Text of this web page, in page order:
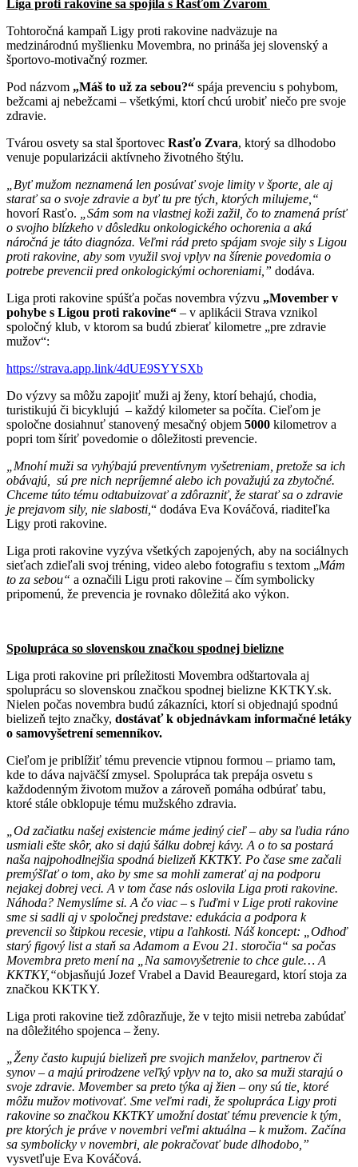
Liga proti rakovine sa spojila s Rasťom Zvarom
Tohtoročná kampaň Ligy proti rakovine nadväzuje na
medzinárodnú myšlienku Movembra, no prináša jej slovenský a
športovo-motivačný rozmer.
Pod názvom „Máš to už za sebou?“ spája prevenciu s pohybom,
bežcami aj nebežcami – všetkými, ktorí chcú urobiť niečo pre svoje
zdravie.
Tvárou osvety sa stal športovec Rasťo Zvara, ktorý sa dlhodobo
venuje popularizácii aktívneho životného štýlu.
„Byť mužom neznamená len posúvať svoje limity v športe, ale aj
starať sa o svoje zdravie a byť tu pre tých, ktorých milujeme,“
hovorí Rasťo.
„Sám som na vlastnej koži zažil, čo to znamená prísť
o svojho blízkeho v dôsledku onkologického ochorenia a aká
náročná je táto diagnóza. Veľmi rád preto spájam svoje sily s Ligou
proti rakovine, aby som využil svoj vplyv na šírenie povedomia o
potrebe prevencii pred onkologickými ochoreniami,” dodáva.
Liga proti rakovine spúšťa počas novembra výzvu „Movember v
pohybe s Ligou proti rakovine“ – v aplikácii Strava vznikol
spoločný klub, v ktorom sa budú zbierať kilometre „pre zdravie
mužov“:
https://strava.app.link/4dUE9SYYSXb
Do výzvy sa môžu zapojiť muži aj ženy, ktorí behajú, chodia,
turistikujú či bicyklujú – každý kilometer sa počíta. Cieľom je
spoločne dosiahnuť stanovený mesačný objem 5000 kilometrov a
popri tom šíriť povedomie o dôležitosti prevencie.
„Mnohí muži sa vyhýbajú preventívnym vyšetreniam, pretože sa ich
obávajú, sú pre nich nepríjemné alebo ich považujú za zbytočné.
Chceme túto tému odtabuizovať a zdôrazniť, že starať sa o zdravie
je prejavom sily, nie slabosti, “ dodáva Eva Kováčová, riaditeľka
Ligy proti rakovine.
Liga proti rakovine vyzýva všetkých zapojených, aby na sociálnych
sieťach zdieľali svoj tréning, video alebo fotografiu s textom „Mám
to za sebou“ a označili Ligu proti rakovine – čím symbolicky
pripomenú, že prevencia je rovnako dôležitá ako výkon.
Spolupráca so slovenskou značkou spodnej bielizne
Liga proti rakovine pri príležitosti Movembra odštartovala aj
spoluprácu so slovenskou značkou spodnej bielizne KKTKY.sk.
Nielen počas novembra budú zákazníci, ktorí si objednajú spodnú
bielizeň tejto značky, dostávať k objednávkam informačné letáky
o samovyšetrení semenníkov.
Cieľom je priblížiť tému prevencie vtipnou formou – priamo tam,
kde to dáva najväčší zmysel. Spolupráca tak prepája osvetu s
každodenným životom mužov a zároveň pomáha odbúrať tabu,
ktoré stále obklopuje tému mužského zdravia.
„Od začiatku našej existencie máme jediný cieľ – aby sa ľudia ráno
usmiali ešte skôr, ako si dajú šálku dobrej kávy. A o to sa postará
naša najpohodlnejšia spodná bielizeň KKTKY. Po čase sme začali
premýšľať o tom, ako by sme sa mohli zamerať aj na podporu
nejakej dobrej veci. A v tom čase nás oslovila Liga proti rakovine.
Náhoda? Nemyslíme si. A čo viac – s ľuďmi v Lige proti rakovine
sme si sadli aj v spoločnej predstave: edukácia a podpora k
prevencii so štipkou recesie, vtipu a ľahkosti. Náš koncept: „Odhoď
starý figový list a staň sa Adamom a Evou 21. storočia“ sa počas
Movembra preto mení na „Na samovyšetrenie to chce gule… A
KKTKY,“objasňujú Jozef Vrabel a David Beauregard, ktorí stoja za
značkou KKTKY.
Liga proti rakovine tiež zdôrazňuje, že v tejto misii netreba zabúdať
na dôležitého spojenca – ženy.
„Ženy často kupujú bielizeň pre svojich manželov, partnerov či
synov – a majú prirodzene veľký vplyv na to, ako sa muži starajú o
svoje zdravie. Movember sa preto týka aj žien – ony sú tie, ktoré
môžu mužov motivovať. Sme veľmi radi, že spolupráca Ligy proti
rakovine so značkou KKTKY umožní dostať tému prevencie k tým,
pre ktorých je práve v novembri veľmi aktuálna – k mužom. Začína
sa symbolicky v novembri, ale pokračovať bude dlhodobo,”
vysvetľuje Eva Kováčová.